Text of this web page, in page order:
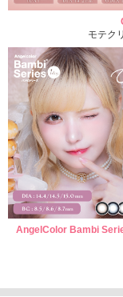
モテク
AngelColor Bambi